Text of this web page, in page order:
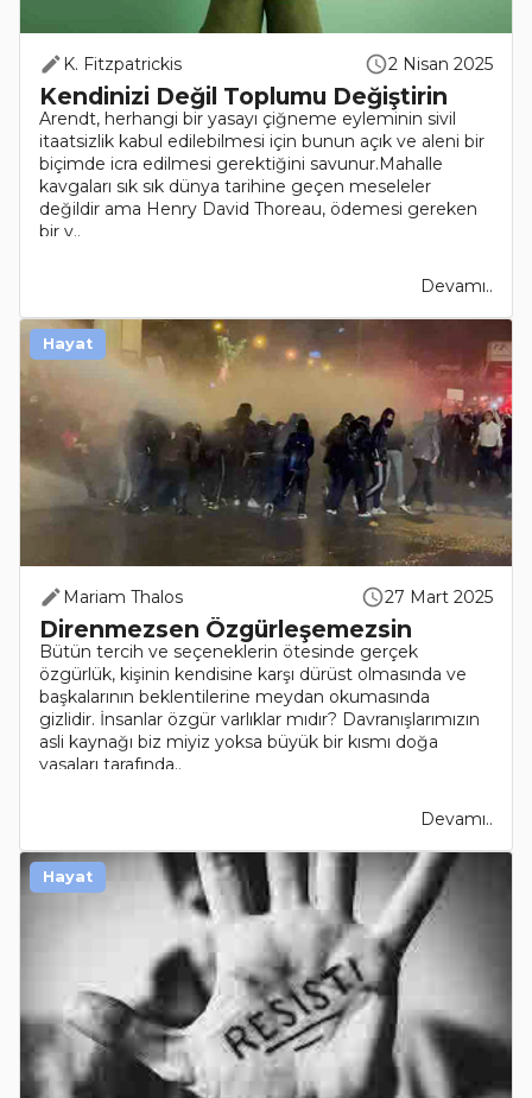
K. Fitzpatrickis 2 Nisan 2025
Kendinizi Değil Toplumu Değiştirin
Arendt, herhangi bir yasayı çiğneme eyleminin sivil
itaatsizlik kabul edilebilmesi için bunun açık ve aleni bir
biçimde icra edilmesi gerektiğini savunur.Mahalle
kavgaları sık sık dünya tarihine geçen meseleler
değildir ama Henry David Thoreau, ödemesi gereken
bir v..
Devamı..
Mariam Thalos 27 Mart 2025
Direnmezsen Özgürleşemezsin
Bütün tercih ve seçeneklerin ötesinde gerçek
özgürlük, kişinin kendisine karşı dürüst olmasında ve
başkalarının beklentilerine meydan okumasında
gizlidir. İnsanlar özgür varlıklar mıdır? Davranışlarımızın
asli kaynağı biz miyiz yoksa büyük bir kısmı doğa
yasaları tarafında..
Devamı..
Hayat
Hayat